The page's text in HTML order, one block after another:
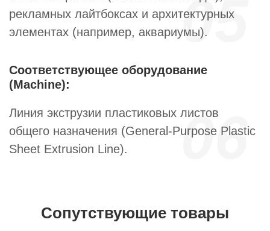
рекламных лайтбоксах и архитектурных
элементах (например, аквариумы).05
Соответствующее оборудование
(Machine):
Линия экструзии пластиковых листов
общего назначения (General-Purpose Plastic
Sheet Extrusion Line).
06
Сопутствующие товары